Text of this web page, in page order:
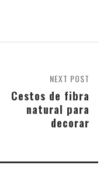
NEXT POST
Cestos de fibra
natural para
decorar